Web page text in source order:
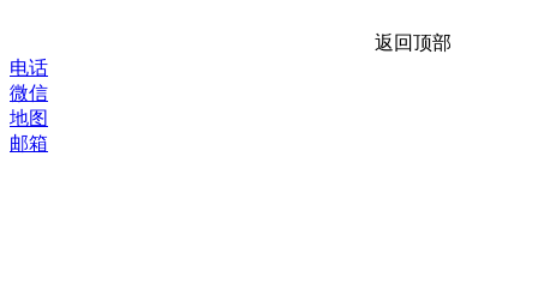
返回顶部
电话
微信
地图
邮箱